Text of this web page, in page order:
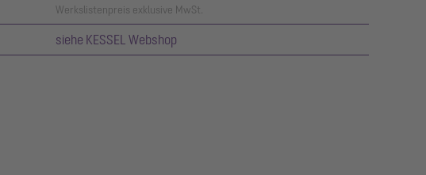
Werkslistenpreis exklusive MwSt.
siehe KESSEL Webshop